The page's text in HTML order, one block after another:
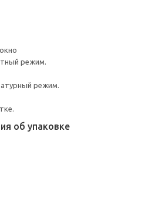
режим.
режим.
об упаковке